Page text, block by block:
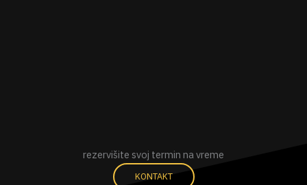
rezervišite svoj termin na vreme
KONTAKT